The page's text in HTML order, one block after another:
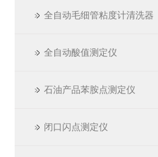
全自动毛细管粘度计清洗器
全自动酸值测定仪
石油产品苯胺点测定仪
闭口闪点测定仪